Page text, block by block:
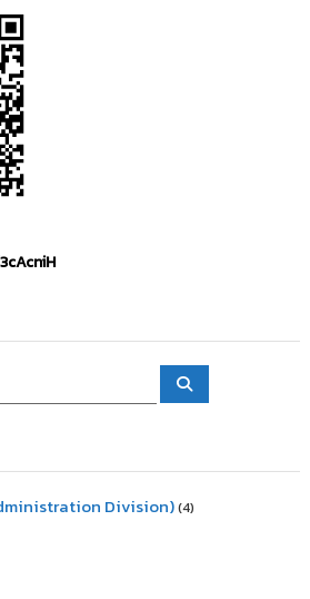
S
Division)(4)